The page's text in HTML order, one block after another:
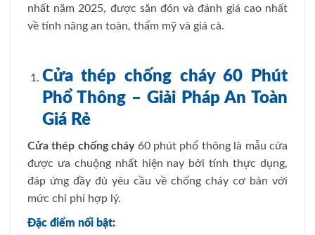
nhất năm 2025, được săn đón và đánh giá cao nhất
về tính năng an toàn, thẩm mỹ và giá cả.
Cửa thép chống cháy 60 Phút
Phổ Thông – Giải Pháp An Toàn
Giá Rẻ
Cửa thép chống cháy60 phút phổ thông là mẫu cửa
được ưa chuộng nhất hiện nay bởi tính thực dụng,
đáp ứng đầy đủ yêu cầu về chống cháy cơ bản với
mức chi phí hợp lý.
Đặc điểm nổi bật: